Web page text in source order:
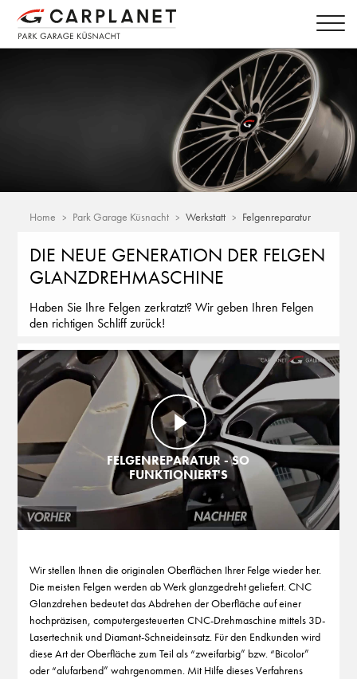
Home Park Garage Küsnacht Werkstatt Felgenreparatur
DIE NEUE GENERATION DER FELGEN
GLANZDREHMASCHINE
Haben Sie Ihre Felgen zerkratzt? Wir geben Ihren Felgen
den richtigen Schliff zurück!
FELGENREPARATUR - SO
FUNKTIONIERT'S
Wir stellen Ihnen die originalen Oberflächen Ihrer Felge wieder her.
Die meisten Felgen werden ab Werk glanzgedreht geliefert. CNC
Glanzdrehen bedeutet das Abdrehen der Oberfläche auf einer
hochpräzisen, computergesteuerten CNC-Drehmaschine mittels 3D-
Lasertechnik und Diamant-Schneideinsatz. Für den Endkunden wird
diese Art der Oberfläche zum Teil als “zweifarbig” bzw. “Bicolor”
oder “alufarbend” wahrgenommen. Mit Hilfe dieses Verfahrens